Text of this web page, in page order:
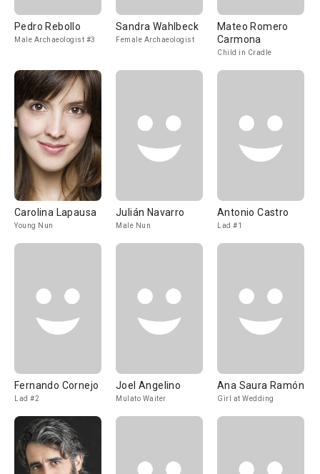
Pedro Rebollo
Male Archaeologist #3
Sandra Wahlbeck
Female Archaeologist
Mateo Romero
Carmona
Child in Cradle
Carolina Lapausa
Young Nun
Julián Navarro
Male Nun
Antonio Castro
Lad #1
Fernando Cornejo
Lad #2
Joel Angelino
Mulato Waiter
Ana Saura Ramón
Girl at Wedding